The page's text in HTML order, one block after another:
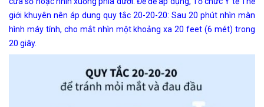
giới khuyên nên áp dung quy tắc 20-20-20: Sau 20 phút nhìn màn
hình máy tính, cho mắt nhìn một khoảng xa 20 feet (6 mét) trong
20 giây.